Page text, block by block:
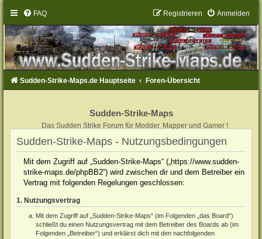
FAQ Anmelden
Registrieren
Sudden-Strike-Maps.de Hauptseite Foren-Übersicht
Sudden-Strike-Maps
Das Sudden Strike Forum für Modder, Mapper und Gamer !
Sudden-Strike-Maps - Nutzungsbedingungen
Mit dem Zugriff auf „Sudden-Strike-Maps“ („https://www.sudden-
strike-maps.de/phpBB2“) wird zwischen dir und dem Betreiber ein
Vertrag mit folgenden Regelungen geschlossen:
1. Nutzungsvertrag
Mit dem Zugriff auf „Sudden-Strike-Maps“ (im Folgenden „das Board“)
schließt du einen Nutzungsvertrag mit dem Betreiber des Boards ab (im
Folgenden „Betreiber“) und erklärst dich mit den nachfolgenden